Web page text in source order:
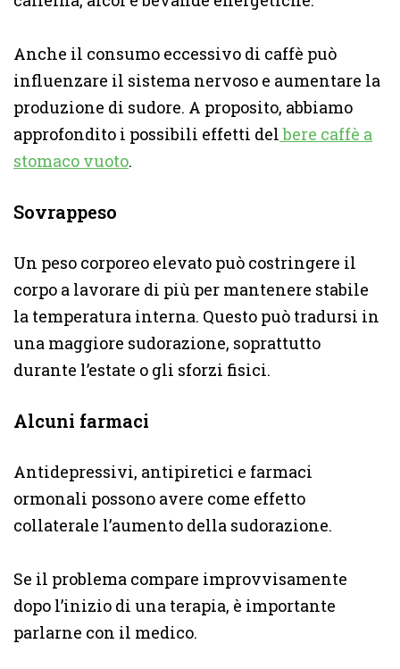
Anche il consumo eccessivo di caffè può
influenzare il sistema nervoso e aumentare la
produzione di sudore. A proposito, abbiamo
approfondito i possibili effetti delbere caffè a
stomaco vuoto.
Sovrappeso
Un peso corporeo elevato può costringere il
corpo a lavorare di più per mantenere stabile
la temperatura interna. Questo può tradursi in
una maggiore sudorazione, soprattutto
durante l’estate o gli sforzi fisici.
Alcuni farmaci
Antidepressivi, antipiretici e farmaci
ormonali possono avere come effetto
collaterale l’aumento della sudorazione.
Se il problema compare improvvisamente
dopo l’inizio di una terapia, è importante
parlarne con il medico.